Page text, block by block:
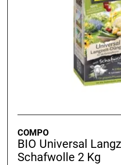
COMPO
BIO Universal
Schafwolle 2 Kg